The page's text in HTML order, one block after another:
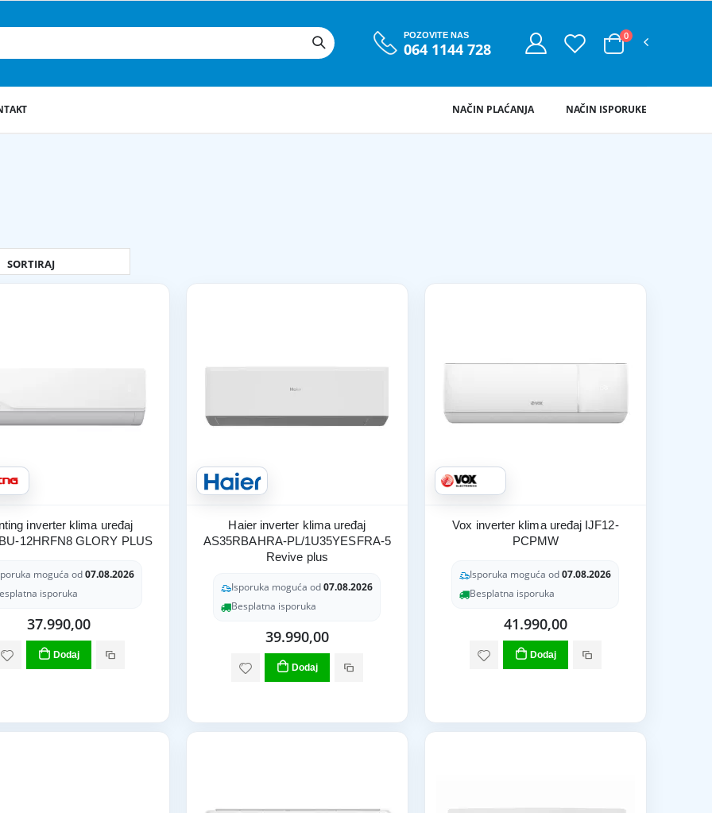
POZOVITE NAS
064 1144 728
0
NAČIN ISPORUKE
NAČIN PLAĆANJA
inverter klima uređaj
12HRFN8 GLORY PLUS
moguća od07.08.2026
isporuka
37.990,00
Dodaj
Haier inverter klima uređaj
AS35RBAHRA-PL/1U35YESFRA-5
Revive plus
Isporuka moguća od07.08.2026
Besplatna isporuka
39.990,00
Dodaj
Vox inverter klima uređaj IJF12-
PCPMW
Isporuka moguća od07.08.2026
Besplatna isporuka
41.990,00
Dodaj